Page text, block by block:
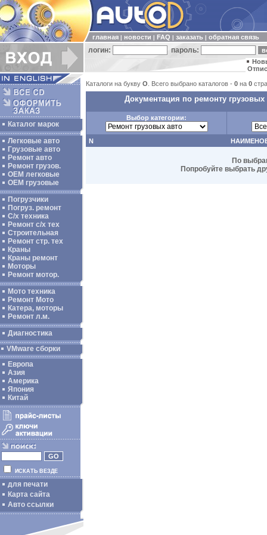
главная новости FAQ заказать обратная связь
логин: пароль:
Каталог марок
Легковые авто
Грузовые авто
Ремонт авто
Ремонт грузов.
ОЕМ легковые
OEM грузовые
Погрузчики
Погруз. ремонт
С/х техника
Ремонт с/х тех
Строительная
Ремонт стр. тех
Краны
Краны ремонт
Моторы
Ремонт мотор.
Мото техника
Ремонт Мото
Катера, моторы
Ремонт л.м.
Диагностика
VMware сборки
Европа
Азия
Америка
Япония
Китай
ИСКАТЬ ВЕЗДЕ
для печати
Карта сайта
Авто ссылки
Каталоги на букву O . Всего выбрано каталогов - 0 на 0
Документация по ремонту
Выбор категории:
N
По
Попробуйте выбрать